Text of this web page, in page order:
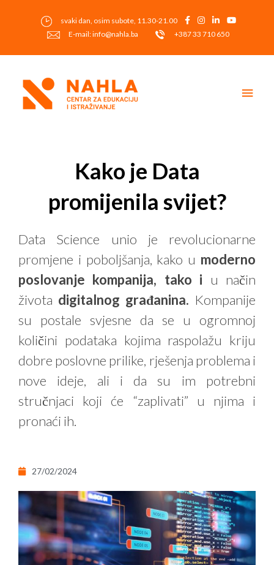
svaki dan, osim subote, 11.30-21.00
E-mail: info@nahla.ba
+387 33 710 650
Kako je Data
promijenila svijet?
Data Science unio je revolucionarne
promjene i poboljšanja, kako u moderno
poslovanje kompanija, tako i u način
života digitalnog građanina. Kompanije
su postale svjesne da se u ogromnoj
količini podataka kojima raspolažu kriju
dobre poslovne prilike, rješenja problema i
nove ideje, ali i da su im potrebni
stručnjaci koji će “zaplivati” u njima i
pronaći ih.
27/02/2024